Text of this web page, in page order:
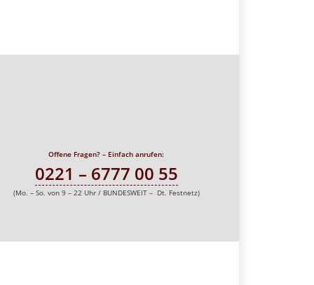
Offene Fragen? – Einfach anrufen:
0221 – 6777 00 55
(Mo. – So. von 9 – 22 Uhr / BUNDESWEIT – Dt. Festnetz)